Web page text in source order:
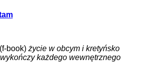
(f-book) życie w obcym i kretyńsko
każdego wewnętrznego